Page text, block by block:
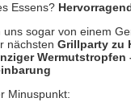
Essens?
uns sogar von einem
nächstenGrillparty zu
Wermutstropfen
Minuspunkt: